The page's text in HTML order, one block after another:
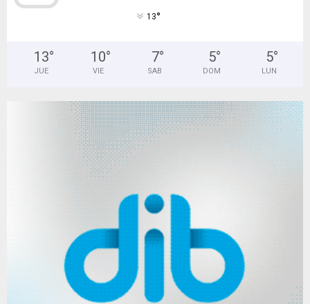
13°
13°
JUE
10°
VIE
7°
SAB
5°
DOM
5°
LUN